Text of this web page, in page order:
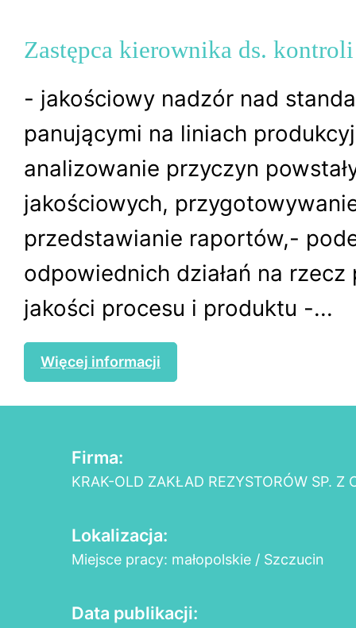
Zastępca kierownika ds.
- jakościowy nadzór nad
panującymi na liniach
analizowanie przyczyn
jakościowych,
przedstawianie raportów,-
odpowiednich działań na
jakości procesu i produktu -...
Więcej informacji
Firma:
KRAK-OLD ZAKŁAD REZYSTORÓW SP. Z
Lokalizacja:
Miejsce pracy: małopolskie / Szczucin
Data publikacji: